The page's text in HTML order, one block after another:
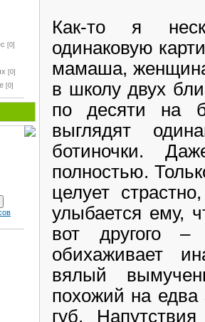
[0]
[0]
[0]
Как-то я
одинаковую
мамаша,
в школу двух
по десяти на
выглядят
ботиночки.
полностью.
целует
улыбается ему,
вот другого
обихаживает
вялый
похожий на едва
губ.